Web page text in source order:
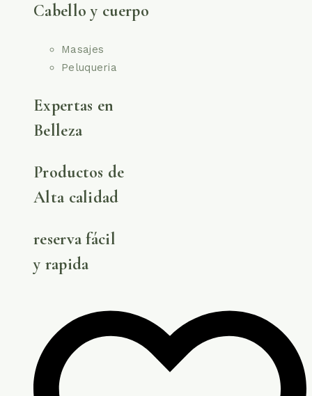
Cabello y cuerpo
Masajes
Peluqueria
Expertas en
Belleza
Productos de
Alta calidad
reserva fácil
y rapida